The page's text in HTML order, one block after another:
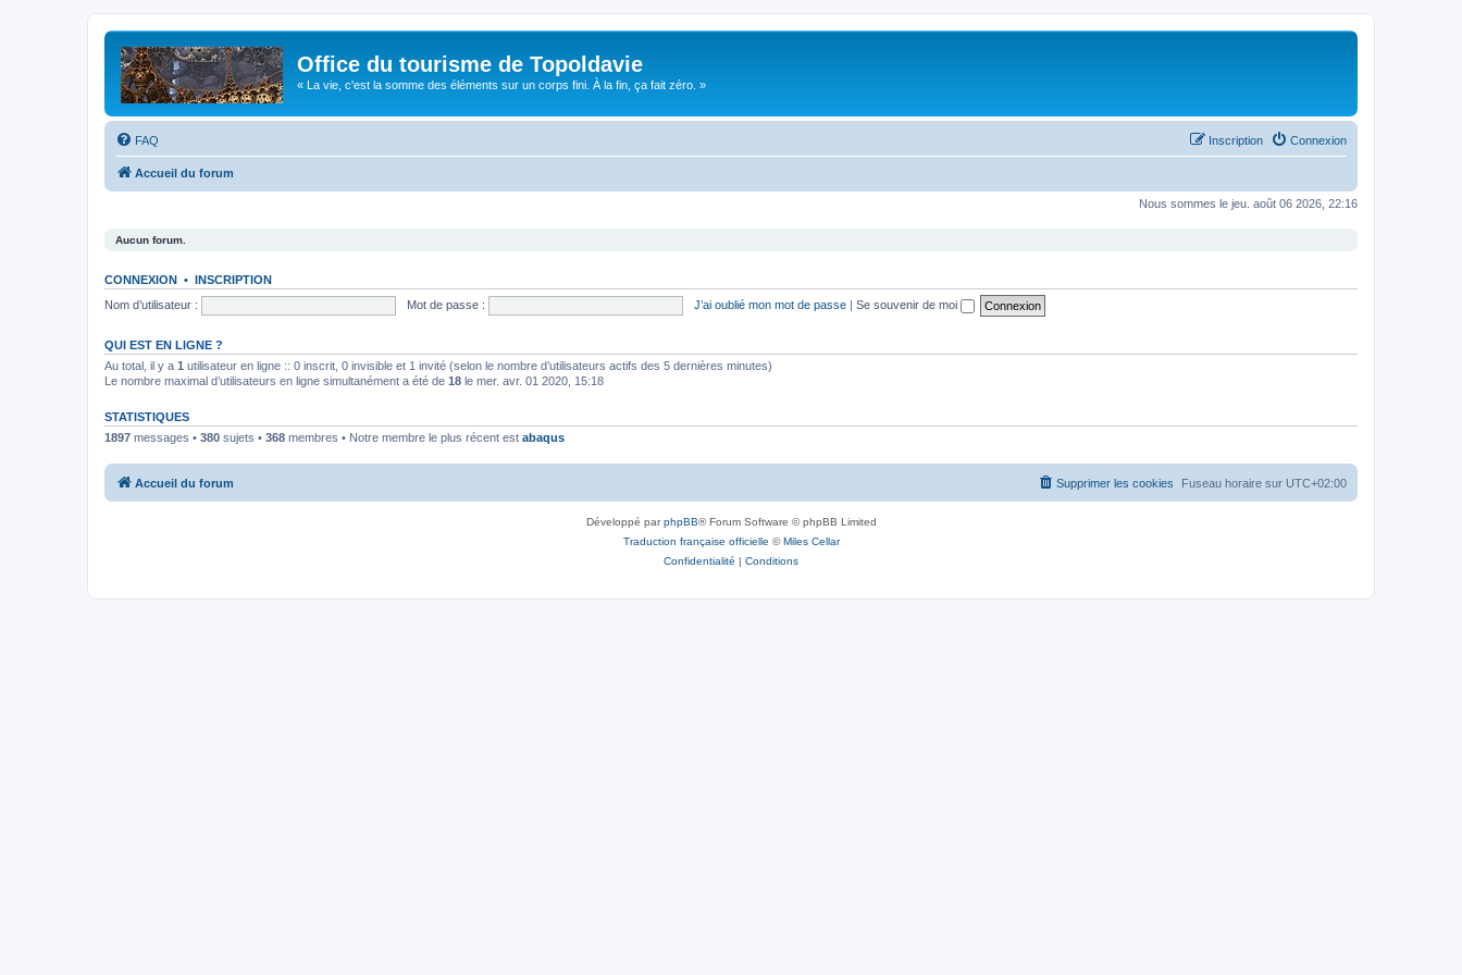
Office du tourisme de Topoldavie
« La vie, c'est la somme des éléments sur un corps fini. À la fin, ça fait zéro. »
FAQ Connexion
Inscription
Accueil du forum
Nous sommes le jeu. août 06 2026, 22:16
Aucun forum.
CONNEXION • INSCRIPTION
Nom d’utilisateur :
Mot de passe : J’ai oublié mon mot de passe | Se souvenir de moi
QUI EST EN LIGNE ?
Au total, il y a 1 utilisateur en ligne :: 0 inscrit, 0 invisible et 1 invité (selon le nombre d’utilisateurs actifs des 5 dernières minutes)
Le nombre maximal d’utilisateurs en ligne simultanément a été de 18 le mer. avr. 01 2020, 15:18
STATISTIQUES
1897 messages • 380 sujets • 368 membres • Notre membre le plus récent est abaqus
Accueil du forum Fuseau horaire sur UTC+02:00
Supprimer les cookies
Développé parphpBB® Forum Software © phpBB Limited
Traduction française officielle ©Miles Cellar
Confidentialité | Conditions